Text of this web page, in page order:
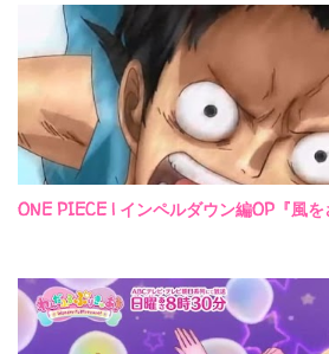
ONE PIECE | インペルダウン編OP『風